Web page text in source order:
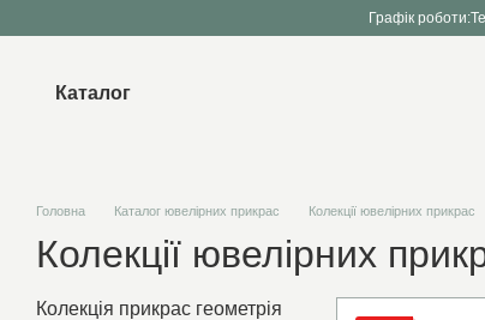
Графік роботи:
Каталог
Головна Каталог ювелірних прикрас Колекції ювелірних прикрас
Колекції ювелірних
Колекція прикрас геометрія